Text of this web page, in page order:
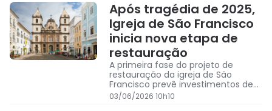
Após tragédia de 2025,
Igreja de São Francisco
inicia nova etapa de
restauração
A primeira fase do projeto de
restauração da igreja de São
Francisco prevê investimentos de
R$ 34,7 milhões, com execução
estimada em 34 meses.
03/06/2026 10h10